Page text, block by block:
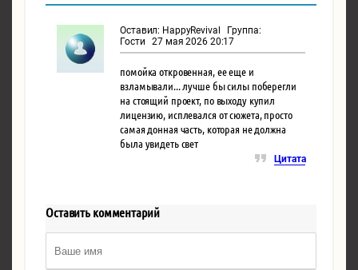
Оставил: HappyRevival Группа:
Гости 27 мая 2026 20:17
помойка откровенная, ее еще и
взламывали... лучше бы силы поберегли
на стоящий проект, по выходу купил
лицензию, исплевался от сюжета, просто
самая донная часть, которая не должна
была увидеть свет
Цитата
Оставить комментарий